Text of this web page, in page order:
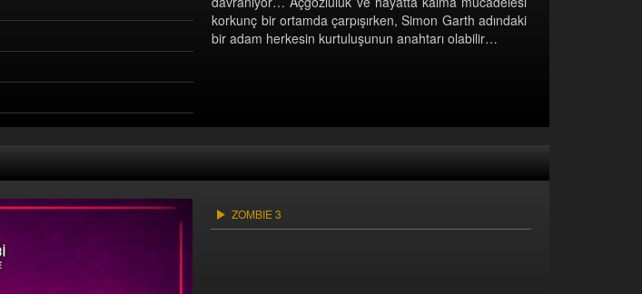
korkunç bir ortamda çarpışırken, Simon Garth adındaki
bir adam herkesin kurtuluşunun anahtarı olabilir…
ZOMBIE 3